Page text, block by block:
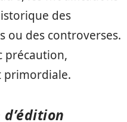
des
ou des controverses.
précaution,
primordiale.